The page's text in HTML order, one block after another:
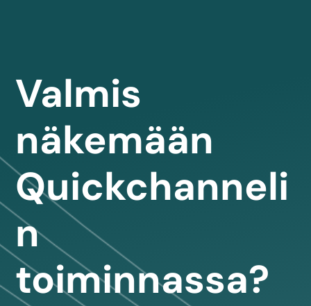
Valmis
näkemään
Quickchanneli
n
toiminnassa?